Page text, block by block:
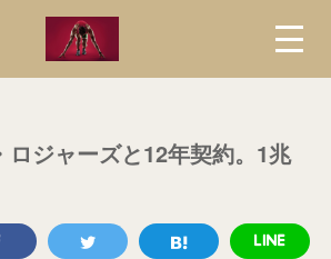
ロジャーズと12年契約。1兆